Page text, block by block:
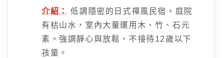
介紹：低調隱密的日式禪風民宿。庭院
有枯山水，室內大量運用木、竹、石元
素。強調靜心與放鬆，不接待12歲以下
孩童。